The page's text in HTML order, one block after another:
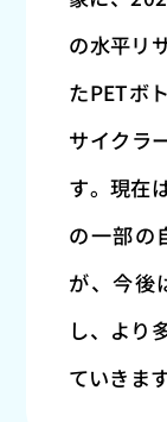
の水平リ
たPETボ
サイクラ
す。現在
の一部の
が、今後
し、より
ていきます